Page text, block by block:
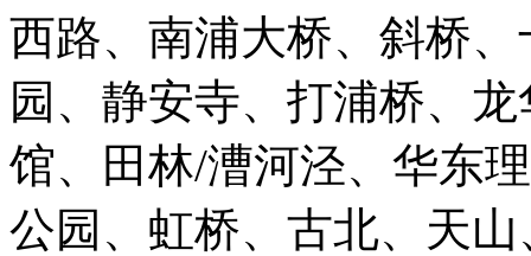
西路、南浦大桥、斜桥
园、静安寺、打浦桥、
馆、田林/漕河泾、华东
公园、虹桥、古北、天